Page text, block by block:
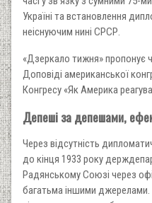
Україні та встановлення
неіснуючим нині СРСР.
«Дзеркало тижня» пропонує
Доповіді американської
Конгресу «Як Америка
Депеші за депешами,
Через відсутність
до кінця 1933 року
Радянському Союзі через
багатьма іншими